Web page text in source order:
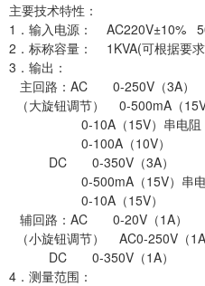
主要技术特性：
1．输入电源： AC220V±10%
2．标称容量： 1KVA(可根据要
3．输出：
主回路：AC 0-250V（3A）
（大旋钮调节） 0-500mA（
0-10A（15V）串电阻
0-100A（10V）
DC 0-350V（3A）
0-500mA（15V）串电
0-10A（15V）
辅回路：AC 0-20V（1A）
（小旋钮调节） AC0-250V（1A
DC 0-350V（1A）
4．测量范围：